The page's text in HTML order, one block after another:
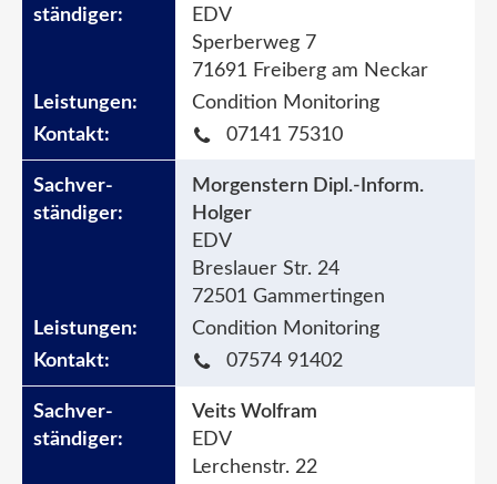
EDV
Sperberweg 7
71691 Freiberg am Neckar
Condition Monitoring
07141 75310
Morgenstern Dipl.-Inform.
Holger
EDV
Breslauer Str. 24
72501 Gammertingen
Condition Monitoring
07574 91402
Veits Wolfram
EDV
Lerchenstr. 22